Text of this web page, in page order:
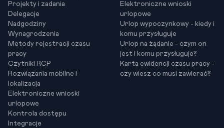
Projekty i zadania
Delegacje
Nadgodziny
Wynagrodzenia
Metody rejestracji czasu
pracy
Czytniki RCP
Rozwiązania mobilne i
lokalizacja
Elektroniczne wnioski
urlopowe
Kontrola dostępu
Integracje
Elektroniczne wnioski
urlopowe
Urlop wypoczynkowy - kiedy i
komu przysługuje
Urlop na żądanie - czym on
jest i komu przysługuje?
Karta ewidencji czasu pracy -
czy wiesz co musi zawierać?